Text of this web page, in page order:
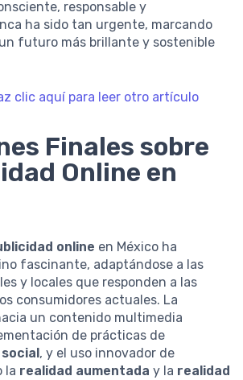
responsable y
ha sido tan urgente, marcando
futuro más brillante y sostenible
clic aquí para leer otro artículo
Finales sobre
Online en
online en México ha
fascinante, adaptándose a las
y locales que responden a las
consumidores actuales. La
un contenido multimedia
de prácticas de
, y el uso innovador de
la realidad aumentada y la realidad